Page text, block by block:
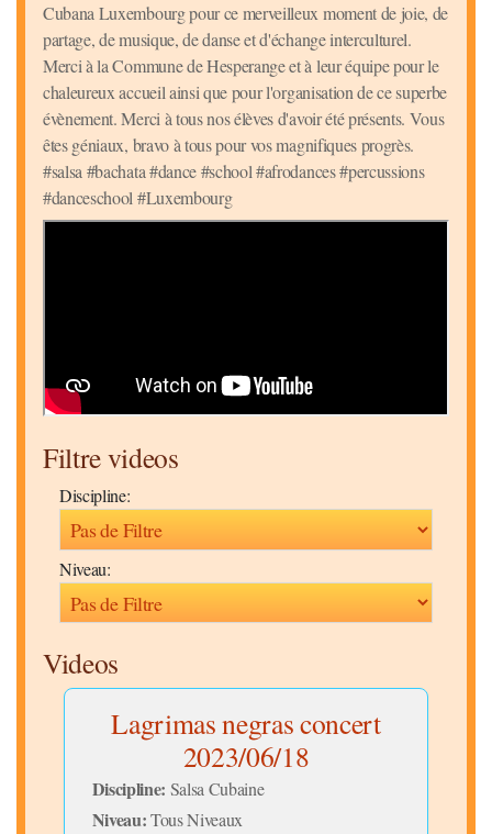
Cubana Luxembourg pour ce merveilleux moment de joie, de
partage, de musique, de danse et d'échange interculturel.
Merci à la Commune de Hesperange et à leur équipe pour le
chaleureux accueil ainsi que pour l'organisation de ce superbe
évènement. Merci à tous nos élèves d'avoir été présents. Vous
êtes géniaux, bravo à tous pour vos magnifiques progrès.
#salsa #bachata #dance #school #afrodances #percussions
#danceschool #Luxembourg
Filtre videos
Discipline:
Niveau:
Videos
Lagrimas negras concert
2023/06/18
Discipline: Salsa Cubaine
Niveau:Tous Niveaux